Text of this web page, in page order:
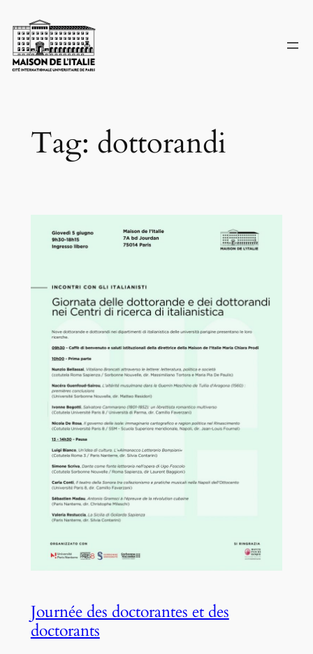
to
content
Tag: dottorandi
Journée des doctorantes et des
doctorants